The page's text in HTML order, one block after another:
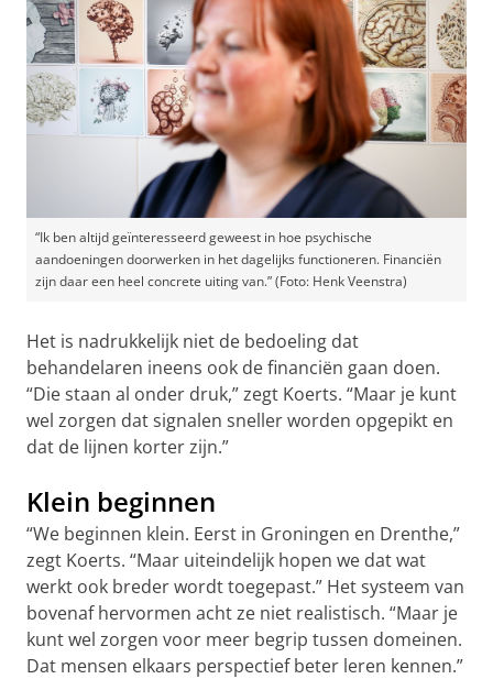
“Ik ben altijd geïnteresseerd geweest in hoe psychische
aandoeningen doorwerken in het dagelijks functioneren. Financiën
zijn daar een heel concrete uiting van.” (Foto: Henk Veenstra)
Het is nadrukkelijk niet de bedoeling dat
behandelaren ineens ook de financiën gaan doen.
“Die staan al onder druk,” zegt Koerts. “Maar je kunt
wel zorgen dat signalen sneller worden opgepikt en
dat de lijnen korter zijn.”
Klein beginnen
“We beginnen klein. Eerst in Groningen en Drenthe,”
zegt Koerts. “Maar uiteindelijk hopen we dat wat
werkt ook breder wordt toegepast.” Het systeem van
bovenaf hervormen acht ze niet realistisch. “Maar je
kunt wel zorgen voor meer begrip tussen domeinen.
Dat mensen elkaars perspectief beter leren kennen.”